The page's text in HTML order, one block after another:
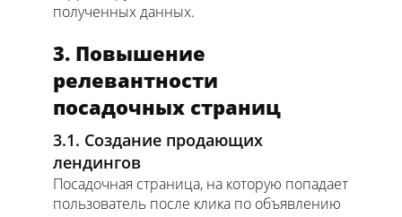
полученных данных.
3. Повышение
релевантности
посадочных страниц
3.1. Создание продающих
лендингов
Посадочная страница, на которую попадает
пользователь после клика по объявлению